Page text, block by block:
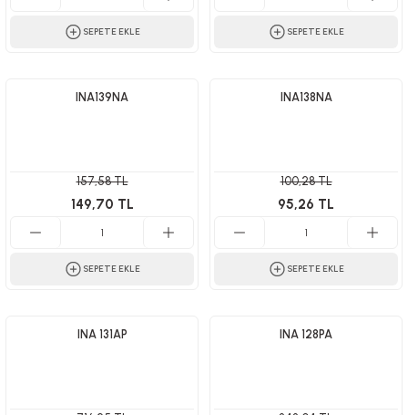
SEPETE EKLE SEPETE EKLE
INA139NA
157,58 TL
149,70 TL
SEPETE EKLE
INA138NA
100,28 TL
95,26 TL
SEPETE EKLE
INA 131AP INA 128PA